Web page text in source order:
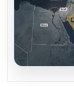
07.08.2026